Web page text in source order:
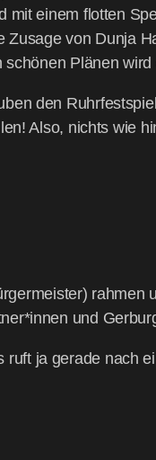
mit einem flot­ten
von Dun­ja
Plä­nen wird
den
Also, nichts wie
rah­men
und
ja gera­de nach